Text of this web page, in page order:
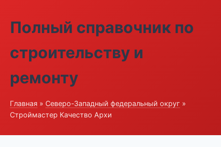
Полный справочник по
строительству и
ремонту
Главная » Северо-Западный федеральный округ »
Строймастер Качество Архи